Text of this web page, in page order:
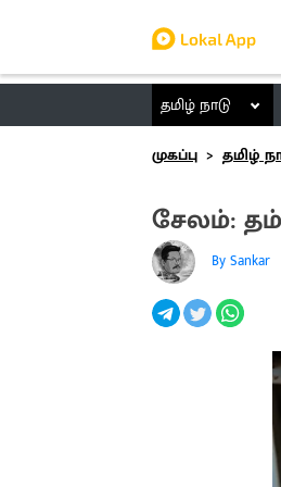
தமிழ் நாடு
முகப்பு
தமிழ்
சேலம்:
By Sankar